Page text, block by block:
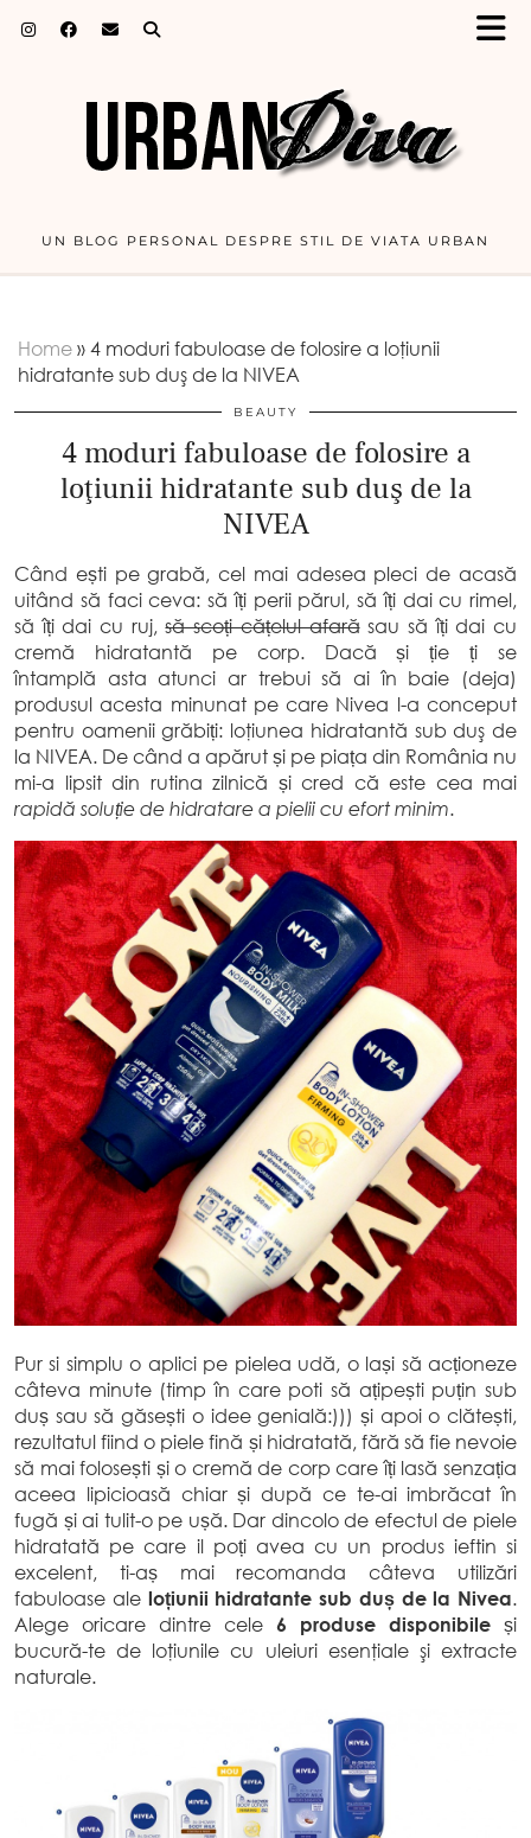
UN BLOG PERSONAL DESPRE STIL DE VIATA URBAN
Home » 4 moduri fabuloase de folosire a loţiunii
hidratante sub duş de la NIVEA
BEAUTY
4 moduri fabuloase de folosire a
loţiunii hidratante sub duş de la
NIVEA
Când ești pe grabă, cel mai adesea pleci de acasă
uitând să faci ceva: să îți perii părul, să îți dai cu rimel,
să îți dai cu ruj,să scoți cățelul afarăsau să îți dai cu
cremă hidratantă pe corp. Dacă și ție ți se
întamplă asta atunci ar trebui să ai în baie (deja)
produsul acesta minunat pe care Nivea l-a conceput
pentru oamenii grăbiți: loţiunea hidratantă sub duş de
la NIVEA. De când a apărut și pe piața din România nu
mi-a lipsit din rutina zilnică și cred că este cea mai
rapidă soluție de hidratare a pielii cu efort minim.
Pur si simplu o aplici pe pielea udă, o lași să acționeze
câteva minute (timp în care poti să ațipești puțin sub
duș sau să găsești o idee genială:))) și apoi o clătești,
rezultatul fiind o piele fină și hidratată, fără să fie nevoie
să mai folosești și o cremă de corp care îți lasă senzația
aceea lipicioasă chiar și după ce te-ai imbrăcat în
fugă și ai tulit-o pe ușă. Dar dincolo de efectul de piele
hidratată pe care il poți avea cu un produs ieftin si
excelent, ti-aș mai recomanda câteva utilizări
fabuloase ale loțiunii hidratante sub duș de la Nivea.
Alege oricare dintre cele 6 produse disponibile și
bucură-te de loţiunile cu uleiuri esenţiale şi extracte
naturale.